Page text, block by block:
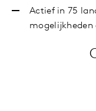
Actief in 75
mogelijkheden